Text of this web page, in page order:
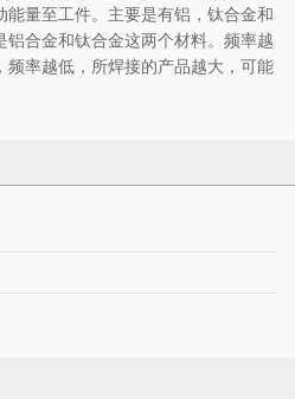
量至工件。主要是有铝，钛合金和
合金和钛合金这两个材料。频率越
率越低，所焊接的产品越大，可能